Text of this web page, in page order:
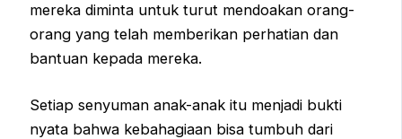
mereka diminta untuk turut mendoakan orang-
orang yang telah memberikan perhatian dan
bantuan kepada mereka.
Setiap senyuman anak-anak itu menjadi bukti
nyata bahwa kebahagiaan bisa tumbuh dari